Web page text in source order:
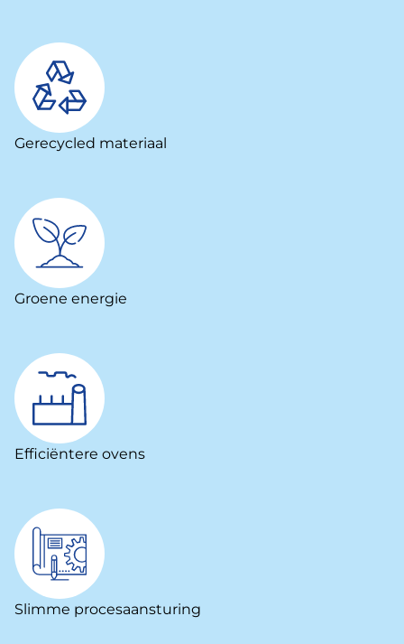
Gerecycled materiaal
Groene energie
Efficiëntere ovens
Slimme procesaansturing